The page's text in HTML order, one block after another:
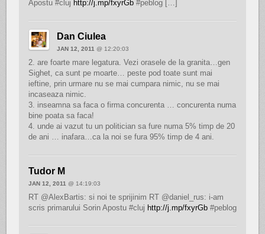
Apostu #cluj http://j.mp/fxyrGb#peblog […]
Dan Ciulea
JAN 12, 2011 @ 12:20:03
2. are foarte mare legatura. Vezi orasele de la granita…gen
Sighet, ca sunt pe moarte… peste pod toate sunt mai
ieftine, prin urmare nu se mai cumpara nimic, nu se mai
incaseaza nimic.
3. inseamna sa faca o firma concurenta … concurenta numa
bine poata sa faca!
4. unde ai vazut tu un politician sa fure numa 5% timp de 20
de ani … inafara…ca la noi se fura 95% timp de 4 ani.
Tudor M
JAN 12, 2011 @ 14:19:03
RT @AlexBartis: si noi te sprijinim RT @daniel_rus: i-am
scris primarului Sorin Apostu #cluj http://j.mp/fxyrGb#peblog